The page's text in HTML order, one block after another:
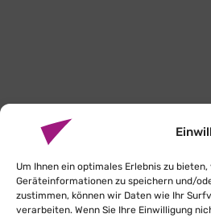
Um Ihnen ein optimales Erlebnis zu
Geräteinformationen zu speichern und/
zustimmen, können wir Daten wie Ihr
verarbeiten. Wenn Sie Ihre Einwilligung
Physiotherapie
Wir helfen Ihnen